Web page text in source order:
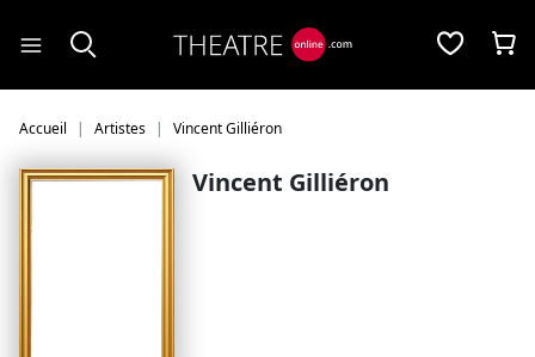
Accueil Artistes Vincent Gilliéron
Vincent Gilliéron